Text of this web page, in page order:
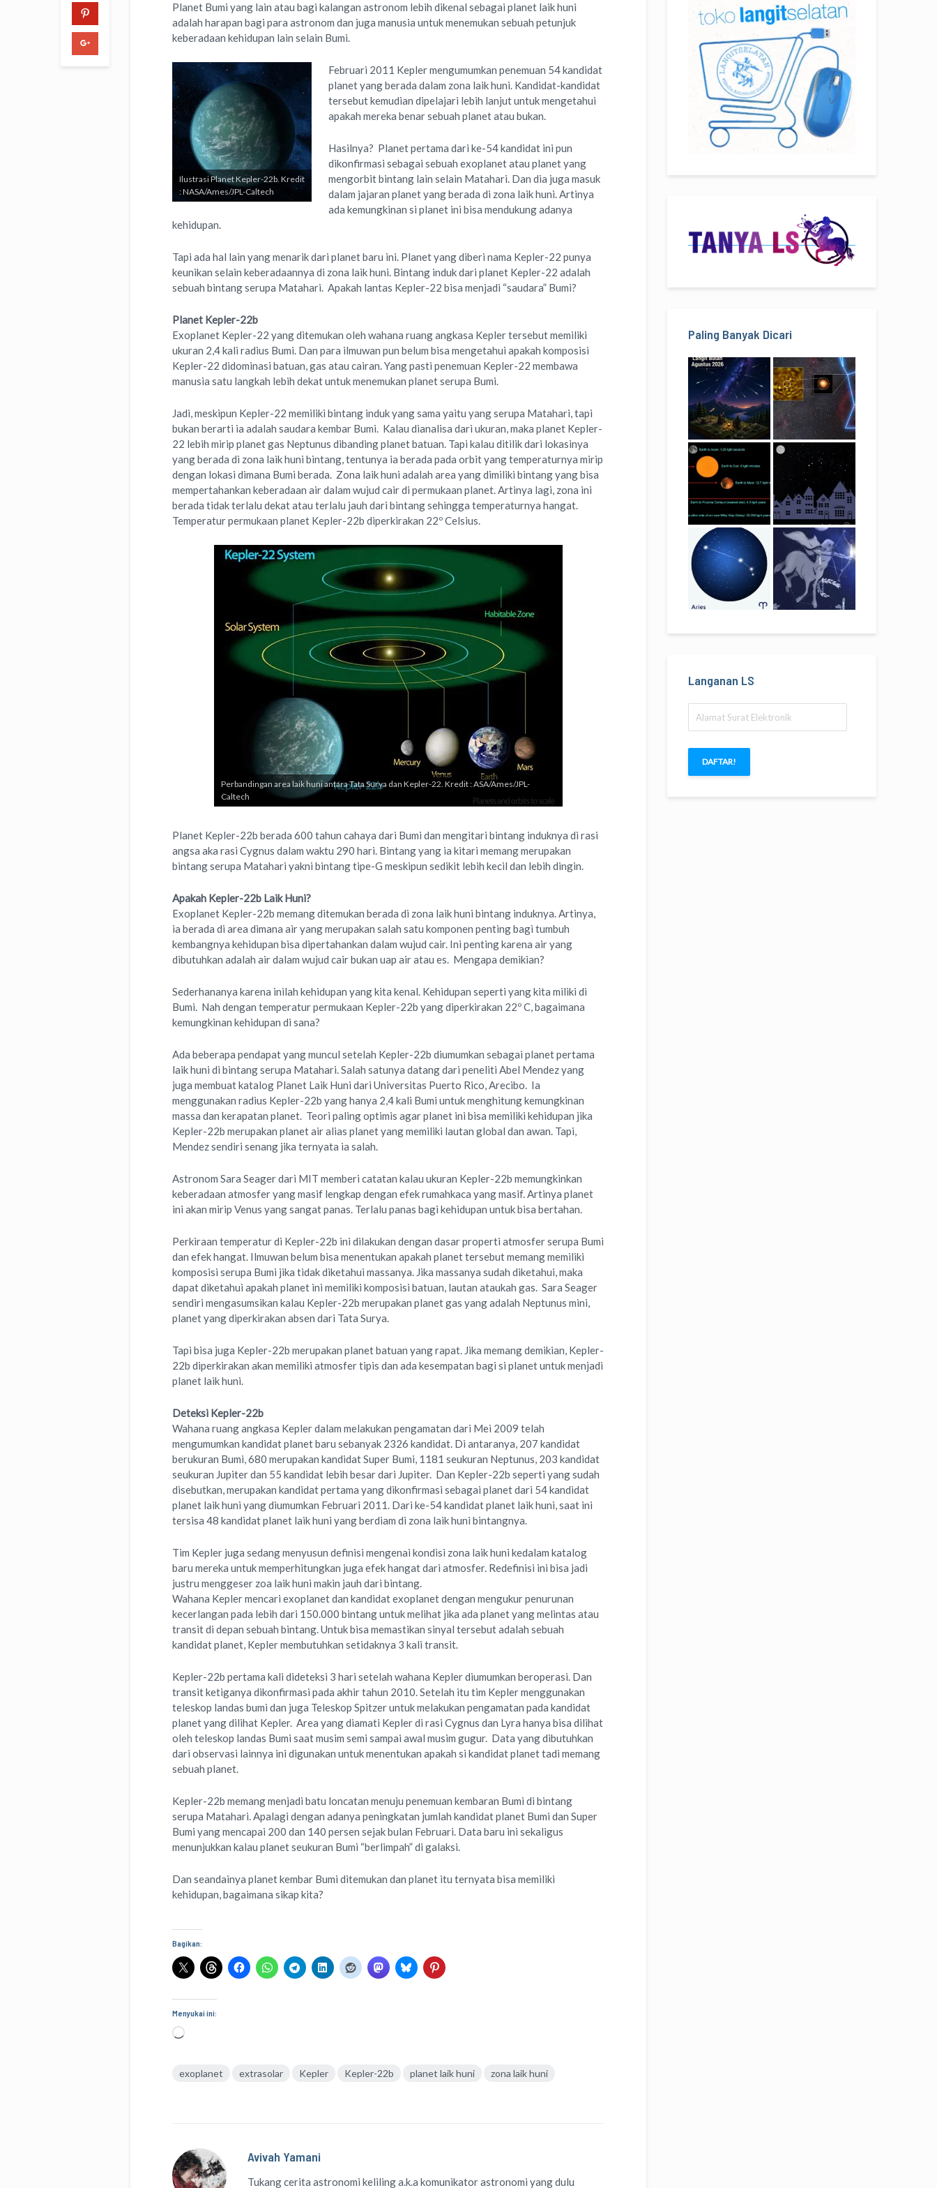
Planet Bumi yang lain atau bagi kalangan astronom lebih dikenal sebagai planet laik huni
adalah harapan bagi para astronom dan juga manusia untuk menemukan sebuah petunjuk
keberadaan kehidupan lain selain Bumi.
Ilustrasi Planet Kepler-22b. Kredit
: NASA/Ames/JPL-Caltech
Februari 2011 Kepler mengumumkan penemuan 54 kandidat
planet yang berada dalam zona laik huni. Kandidat-kandidat
tersebut kemudian dipelajari lebih lanjut untuk mengetahui
apakah mereka benar sebuah planet atau bukan.
Hasilnya? Planet pertama dari ke-54 kandidat ini pun
dikonfirmasi sebagai sebuah exoplanet atau planet yang
mengorbit bintang lain selain Matahari. Dan dia juga masuk
dalam jajaran planet yang berada di zona laik huni. Artinya
ada kemungkinan si planet ini bisa mendukung adanya
kehidupan.
Tapi ada hal lain yang menarik dari planet baru ini. Planet yang diberi nama Kepler-22 punya
keunikan selain keberadaannya di zona laik huni. Bintang induk dari planet Kepler-22 adalah
sebuah bintang serupa Matahari. Apakah lantas Kepler-22 bisa menjadi “saudara” Bumi?
Planet Kepler-22b
Exoplanet Kepler-22 yang ditemukan oleh wahana ruang angkasa Kepler tersebut memiliki
ukuran 2,4 kali radius Bumi. Dan para ilmuwan pun belum bisa mengetahui apakah komposisi
Kepler-22 didominasi batuan, gas atau cairan. Yang pasti penemuan Kepler-22 membawa
manusia satu langkah lebih dekat untuk menemukan planet serupa Bumi.
Jadi, meskipun Kepler-22 memiliki bintang induk yang sama yaitu yang serupa Matahari, tapi
bukan berarti ia adalah saudara kembar Bumi. Kalau dianalisa dari ukuran, maka planet Kepler-
22 lebih mirip planet gas Neptunus dibanding planet batuan. Tapi kalau ditilik dari lokasinya
yang berada di zona laik huni bintang, tentunya ia berada pada orbit yang temperaturnya mirip
dengan lokasi dimana Bumi berada. Zona laik huni adalah area yang dimiliki bintang yang bisa
mempertahankan keberadaan air dalam wujud cair di permukaan planet. Artinya lagi, zona ini
berada tidak terlalu dekat atau terlalu jauh dari bintang sehingga temperaturnya hangat.
Temperatur permukaan planet Kepler-22b diperkirakan 22º Celsius.
Perbandingan area laik huni antara Tata Surya dan Kepler-22. Kredit : ASA/Ames/JPL-
Caltech
Planet Kepler-22b berada 600 tahun cahaya dari Bumi dan mengitari bintang induknya di rasi
angsa aka rasi Cygnus dalam waktu 290 hari. Bintang yang ia kitari memang merupakan
bintang serupa Matahari yakni bintang tipe-G meskipun sedikit lebih kecil dan lebih dingin.
Apakah Kepler-22b Laik Huni?
Exoplanet Kepler-22b memang ditemukan berada di zona laik huni bintang induknya. Artinya,
ia berada di area dimana air yang merupakan salah satu komponen penting bagi tumbuh
kembangnya kehidupan bisa dipertahankan dalam wujud cair. Ini penting karena air yang
dibutuhkan adalah air dalam wujud cair bukan uap air atau es. Mengapa demikian?
Sederhananya karena inilah kehidupan yang kita kenal. Kehidupan seperti yang kita miliki di
Bumi. Nah dengan temperatur permukaan Kepler-22b yang diperkirakan 22º C, bagaimana
kemungkinan kehidupan di sana?
Ada beberapa pendapat yang muncul setelah Kepler-22b diumumkan sebagai planet pertama
laik huni di bintang serupa Matahari. Salah satunya datang dari peneliti Abel Mendez yang
juga membuat katalog Planet Laik Huni dari Universitas Puerto Rico, Arecibo. Ia
menggunakan radius Kepler-22b yang hanya 2,4 kali Bumi untuk menghitung kemungkinan
massa dan kerapatan planet. Teori paling optimis agar planet ini bisa memiliki kehidupan jika
Kepler-22b merupakan planet air alias planet yang memiliki lautan global dan awan. Tapi,
Mendez sendiri senang jika ternyata ia salah.
Astronom Sara Seager dari MIT memberi catatan kalau ukuran Kepler-22b memungkinkan
keberadaan atmosfer yang masif lengkap dengan efek rumahkaca yang masif. Artinya planet
ini akan mirip Venus yang sangat panas. Terlalu panas bagi kehidupan untuk bisa bertahan.
Perkiraan temperatur di Kepler-22b ini dilakukan dengan dasar properti atmosfer serupa Bumi
dan efek hangat. Ilmuwan belum bisa menentukan apakah planet tersebut memang memiliki
komposisi serupa Bumi jika tidak diketahui massanya. Jika massanya sudah diketahui, maka
dapat diketahui apakah planet ini memiliki komposisi batuan, lautan ataukah gas. Sara Seager
sendiri mengasumsikan kalau Kepler-22b merupakan planet gas yang adalah Neptunus mini,
planet yang diperkirakan absen dari Tata Surya.
Tapi bisa juga Kepler-22b merupakan planet batuan yang rapat. Jika memang demikian, Kepler-
22b diperkirakan akan memiliki atmosfer tipis dan ada kesempatan bagi si planet untuk menjadi
planet laik huni.
Deteksi Kepler-22b
Wahana ruang angkasa Kepler dalam melakukan pengamatan dari Mei 2009 telah
mengumumkan kandidat planet baru sebanyak 2326 kandidat. Di antaranya, 207 kandidat
berukuran Bumi, 680 merupakan kandidat Super Bumi, 1181 seukuran Neptunus, 203 kandidat
seukuran Jupiter dan 55 kandidat lebih besar dari Jupiter. Dan Kepler-22b seperti yang sudah
disebutkan, merupakan kandidat pertama yang dikonfirmasi sebagai planet dari 54 kandidat
planet laik huni yang diumumkan Februari 2011. Dari ke-54 kandidat planet laik huni, saat ini
tersisa 48 kandidat planet laik huni yang berdiam di zona laik huni bintangnya.
Tim Kepler juga sedang menyusun definisi mengenai kondisi zona laik huni kedalam katalog
baru mereka untuk memperhitungkan juga efek hangat dari atmosfer. Redefinisi ini bisa jadi
justru menggeser zoa laik huni makin jauh dari bintang.
Wahana Kepler mencari exoplanet dan kandidat exoplanet dengan mengukur penurunan
kecerlangan pada lebih dari 150.000 bintang untuk melihat jika ada planet yang melintas atau
transit di depan sebuah bintang. Untuk bisa memastikan sinyal tersebut adalah sebuah
kandidat planet, Kepler membutuhkan setidaknya 3 kali transit.
Kepler-22b pertama kali dideteksi 3 hari setelah wahana Kepler diumumkan beroperasi. Dan
transit ketiganya dikonfirmasi pada akhir tahun 2010. Setelah itu tim Kepler menggunakan
teleskop landas bumi dan juga Teleskop Spitzer untuk melakukan pengamatan pada kandidat
planet yang dilihat Kepler. Area yang diamati Kepler di rasi Cygnus dan Lyra hanya bisa dilihat
oleh teleskop landas Bumi saat musim semi sampai awal musim gugur. Data yang dibutuhkan
dari observasi lainnya ini digunakan untuk menentukan apakah si kandidat planet tadi memang
sebuah planet.
Kepler-22b memang menjadi batu loncatan menuju penemuan kembaran Bumi di bintang
serupa Matahari. Apalagi dengan adanya peningkatan jumlah kandidat planet Bumi dan Super
Bumi yang mencapai 200 dan 140 persen sejak bulan Februari. Data baru ini sekaligus
menunjukkan kalau planet seukuran Bumi “berlimpah” di galaksi.
Dan seandainya planet kembar Bumi ditemukan dan planet itu ternyata bisa memiliki
kehidupan, bagaimana sikap kita?
Bagikan:
Menyukai ini:
Memuat...
exoplanet extrasolar Kepler Kepler-22b planet laik huni zona laik huni
Avivah Yamani
Tukang cerita astronomi kelilinga.k.akomunikator astronomi yang dulu
Paling Banyak Dicari
Langanan LS
Surat
Elektronik
DAFTAR!